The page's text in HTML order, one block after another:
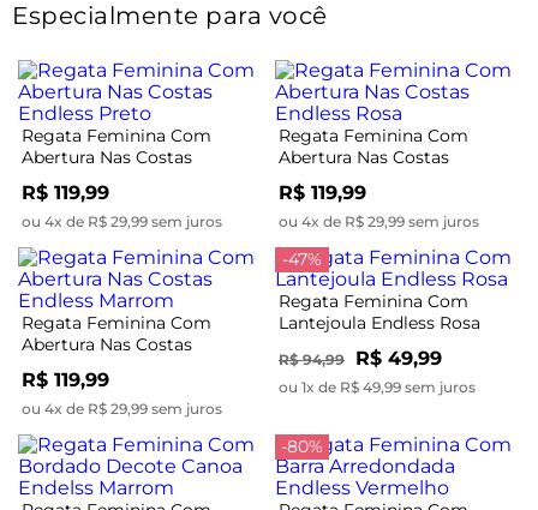
Especialmente para você
Regata Feminina Com
Abertura Nas Costas
Endless Preto
R$ 119,99
ou 4x de R$ 29,99 sem juros
Regata Feminina Com
Abertura Nas Costas
Endless Rosa
R$ 119,99
ou 4x de R$ 29,99 sem juros
Regata Feminina Com
Abertura Nas Costas
Endless Marrom
R$ 119,99
ou 4x de R$ 29,99 sem juros
-47%
Regata Feminina Com
Lantejoula Endless Rosa
R$ 94,99 R$ 49,99
ou 1x de R$ 49,99 sem juros
-80%